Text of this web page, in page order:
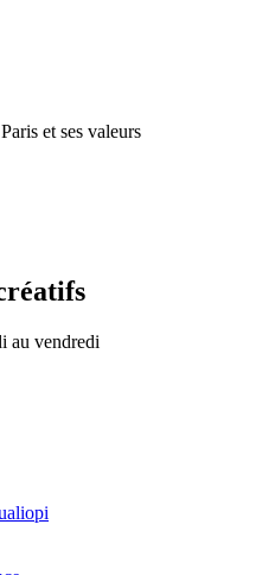
et ses valeurs
au vendredi